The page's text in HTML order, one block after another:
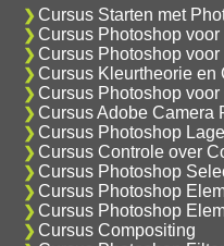
Cursus Starten met
Cursus Photoshop
Cursus Photoshop voor
Cursus Kleurtheorie en
Cursus Photoshop voor
Cursus Adobe Camera
Cursus Photoshop
Cursus Controle over
Cursus Photoshop
Cursus Photoshop
Cursus Photoshop
Cursus Compositing